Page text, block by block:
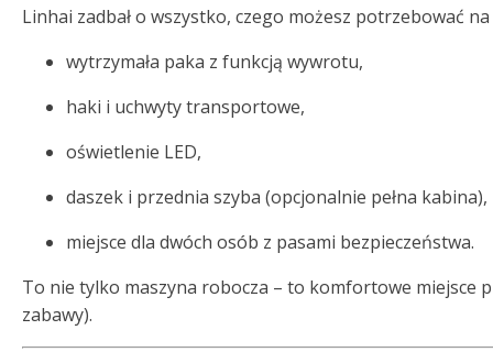
Linhai zadbał o wszystko, czego możesz potrzebować na
wytrzymała paka z funkcją wywrotu,
haki i uchwyty transportowe,
oświetlenie LED,
daszek i przednia szyba (opcjonalnie pełna kabina),
miejsce dla dwóch osób z pasami bezpieczeństwa.
To nie tylko maszyna robocza – to komfortowe miejsce
zabawy).